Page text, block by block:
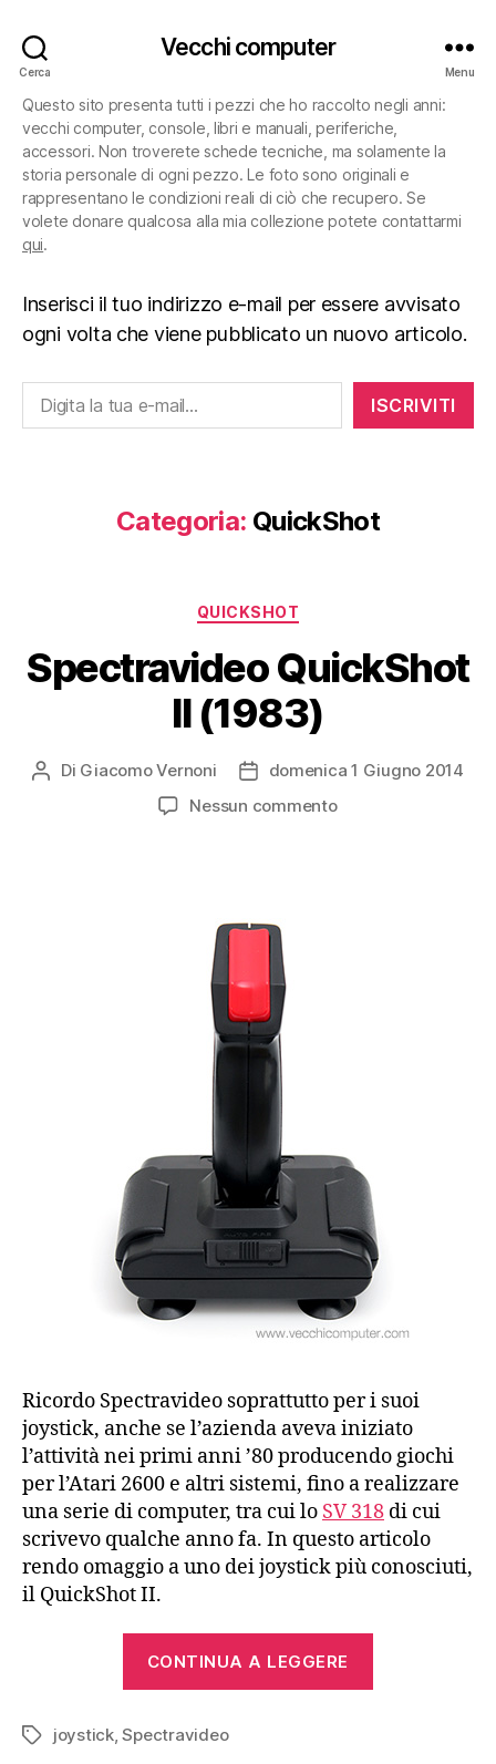
Cerca
Vecchi computer
Menu
Questo sito presenta tutti i pezzi che ho raccolto negli anni:
vecchi computer, console, libri e manuali, periferiche,
accessori. Non troverete schede tecniche, ma solamente la
storia personale di ogni pezzo. Le foto sono originali e
rappresentano le condizioni reali di ciò che recupero. Se
volete donare qualcosa alla mia collezione potete contattarmi
qui.
Inserisci il tuo indirizzo e-mail per essere avvisato
ogni volta che viene pubblicato un nuovo articolo.
Digita la tua e-mail...
ISCRIVITI
Categoria: QuickShot
Categorie
QUICKSHOT
Spectravideo QuickShot
II (1983)
Autore
Di Giacomo Vernoni
Datadomenica 1 Giugno 2014
Nessun commentosu
Ricordo Spectravideo soprattutto per i suoi
joystick, anche se l’azienda aveva iniziato
l’attività nei primi anni ’80 producendo giochi
per l’Atari 2600 e altri sistemi, fino a realizzare
una serie di computer, tra cui lo SV 318 di cui
scrivevo qualche anno fa. In questo articolo
rendo omaggio a uno dei joystick più conosciuti,
il QuickShot II.
CONTINUA A LEGGERE
Tag joystick,Spectravideo